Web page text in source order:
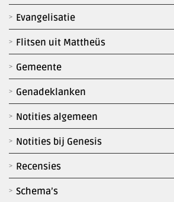
Evangelisatie
Flitsen uit Mattheüs
Gemeente
Genadeklanken
Notities algemeen
Notities bij Genesis
Recensies
Schema’s